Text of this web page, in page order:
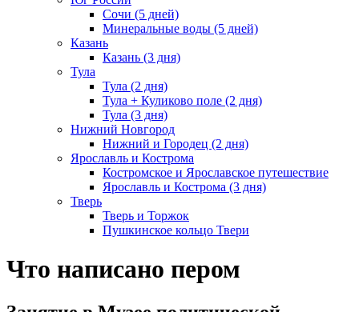
Сочи (5 дней)
Минеральные воды (5 дней)
Казань
Казань (3 дня)
Тула
Тула (2 дня)
Тула + Куликово поле (2 дня)
Тула (3 дня)
Нижний Новгород
Нижний и Городец (2 дня)
Ярославль и Кострома
Костромское и Ярославское путешествие
Ярославль и Кострома (3 дня)
Тверь
Тверь и Торжок
Пушкинское кольцо Твери
Что написано пером